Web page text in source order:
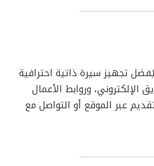
تجهيز سيرة ذاتية احترافية
الإلكتروني، وروابط الأعمال
عبر الموقع أو التواصل مع